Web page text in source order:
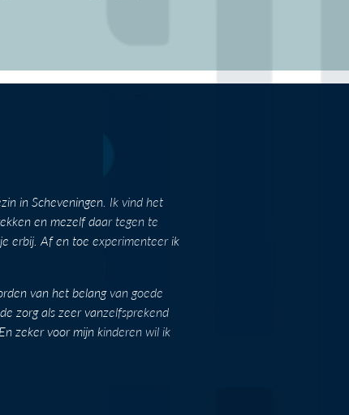
in Scheveningen. Ik vind het
en mezelf daar tegen te
erbij. Af en toe experimenteer ik
van het belang van goede
zorg als zeer vanzelfsprekend
zeker voor mijn kinderen wil ik